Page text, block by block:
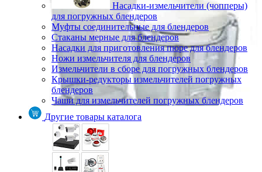
Насадки-измельчители (чопперы)
для погружных блендеров
Муфты соединительные для блендеров
Стаканы мерные для блендеров
Насадки для приготовления пюре для блендеров
Ножи измельчителя для блендеров
Измельчители в сборе для погружных блендеров
Крышки-редукторы измельчителей погружных
блендеров
Чаши для измельчителей погружных блендеров
Другие товары каталога